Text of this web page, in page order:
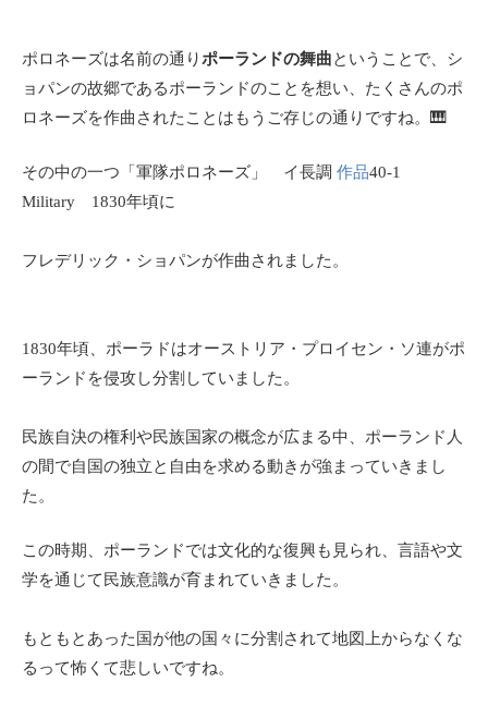
ポロネーズは名前の通りポーランドの舞曲ということで、シ
ョパンの故郷であるポーランドのことを想い、たくさんのポ
ロネーズを作曲されたことはもうご存じの通りですね。🎹
その中の一つ「軍隊ポロネーズ」 イ長調 作品40-1
Military 1830年頃に
フレデリック・ショパンが作曲されました。
1830年頃、ポーラドはオーストリア・プロイセン・ソ連がポ
ーランドを侵攻し分割していました。
民族自決の権利や民族国家の概念が広まる中、ポーランド人
の間で自国の独立と自由を求める動きが強まっていきまし
た。
この時期、ポーランドでは文化的な復興も見られ、言語や文
学を通じて民族意識が育まれていきました。
もともとあった国が他の国々に分割されて地図上からなくな
るって怖くて悲しいですね。